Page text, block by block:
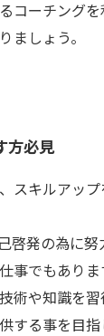
コーチング
ましょう。
方必見
スキルアッ
啓発の為に
事でもありま
術や知識を
する事を目指